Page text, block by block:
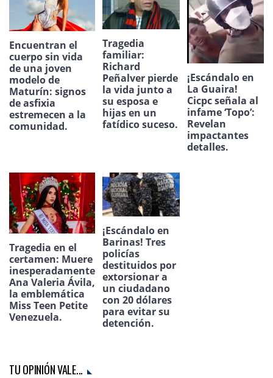
Encuentran el
cuerpo sin vida
de una joven
modelo de
Maturín: signos
de asfixia
estremecen a la
comunidad.
Tragedia
familiar:
Richard
Peñalver pierde
la vida junto a
su esposa e
hijas en un
fatídico suceso.
¡Escándalo en
La Guaira!
Cicpc señala al
infame ‘Topo’:
Revelan
impactantes
detalles.
Tragedia en el
certamen: Muere
inesperadamente
Ana Valeria Ávila,
la emblemática
Miss Teen Petite
Venezuela.
¡Escándalo en
Barinas! Tres
policías
destituidos por
extorsionar a
un ciudadano
con 20 dólares
para evitar su
detención.
TU OPINIÓN VALE...